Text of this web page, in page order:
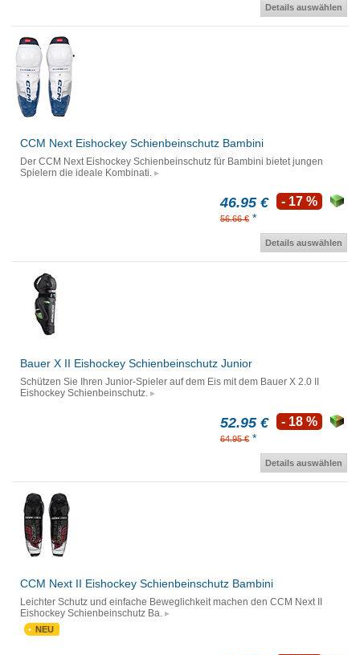
Details auswählen
CCM Next Eishockey Schienbeinschutz Bambini
Der CCM Next Eishockey Schienbeinschutz für Bambini bietet jungen
Spielern die ideale Kombinati.
46.95 €
56.66 € *
- 17 %
Details auswählen
Bauer X II Eishockey Schienbeinschutz Junior
Schützen Sie Ihren Junior-Spieler auf dem Eis mit dem Bauer X 2.0 II
Eishockey Schienbeinschutz.
52.95 €
64.95 € *
- 18 %
Details auswählen
CCM Next II Eishockey Schienbeinschutz Bambini
Leichter Schutz und einfache Beweglichkeit machen den CCM Next II
Eishockey Schienbeinschutz Ba.
NEU